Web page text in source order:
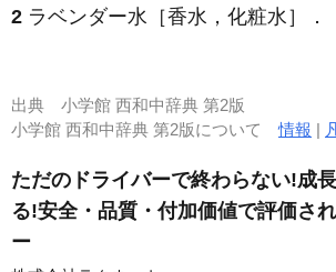
2 ラベンダー水［香水，化粧水］．
出典 小学館 西和中辞典 第2版
小学館 西和中辞典 第2版について情報 |
ただのドライバーで終わらない!成
る!安全・品質・付加価値で評価さ
ー